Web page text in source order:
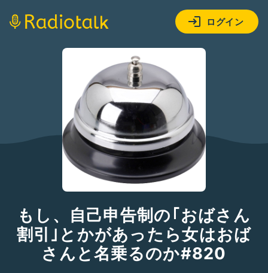
ログイン
もし、自己申告制の｢おばさん
割引｣とかがあったら女はおば
さんと名乗るのか#820